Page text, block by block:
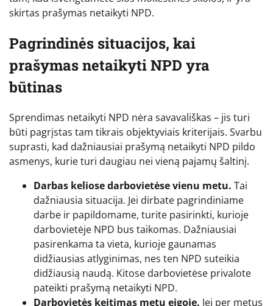
skirtas prašymas netaikyti NPD.
Pagrindinės situacijos, kai
prašymas netaikyti NPD yra
būtinas
Sprendimas netaikyti NPD nėra savavališkas – jis turi
būti pagrįstas tam tikrais objektyviais kriterijais. Svarbu
suprasti, kad dažniausiai prašymą netaikyti NPD pildo
asmenys, kurie turi daugiau nei vieną pajamų šaltinį.
Darbas keliose darbovietėse vienu metu. Tai
dažniausia situacija. Jei dirbate pagrindiniame
darbe ir papildomame, turite pasirinkti, kurioje
darbovietėje NPD bus taikomas. Dažniausiai
pasirenkama ta vieta, kurioje gaunamas
didžiausias atlyginimas, nes ten NPD suteikia
didžiausią naudą. Kitose darbovietėse privalote
pateikti prašymą netaikyti NPD.
Darbovietės keitimas metų eigoje. Jei per metus